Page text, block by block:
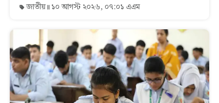
জাতীয় ১০ আগস্ট ২০২৬, ০৭:০১ এএম